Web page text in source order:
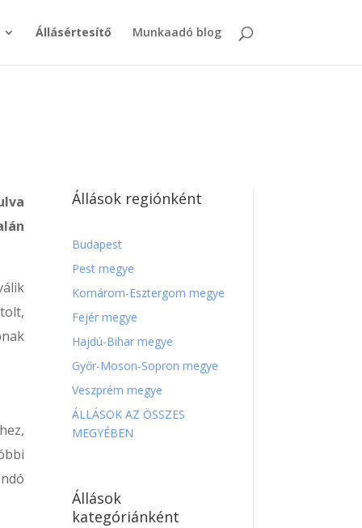
Állásértesítő Munkaadó blog
Állások regiónként
Budapest
Pest megye
Komárom-Esztergom megye
Fejér megye
Hajdú-Bihar megye
Győr-Moson-Sopron megye
Veszprém megye
ÁLLÁSOK AZ ÖSSZES
MEGYÉBEN
Állások
kategóriánként